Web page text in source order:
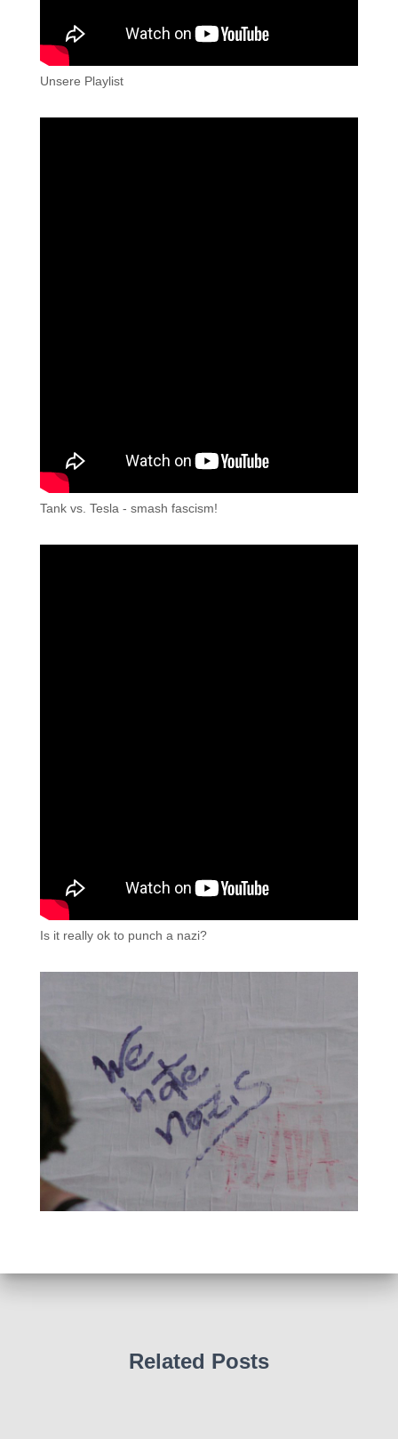
Unsere Playlist
Tank vs. Tesla - smash fascism!
Is it really ok to punch a nazi?
Related Posts